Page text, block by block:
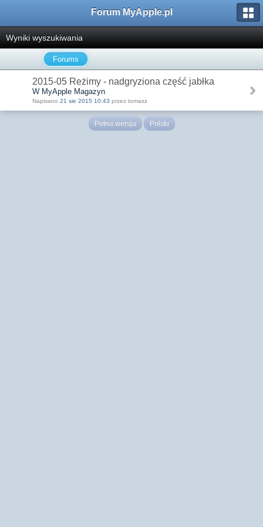
Forum MyApple.pl
Wyniki wyszukiwania
Forums
2015-05 Reżimy - nadgryziona część jabłka
W MyApple Magazyn
Napisano 21 sie 2015 10:43 przez tomasz
Pełna wersja Polski